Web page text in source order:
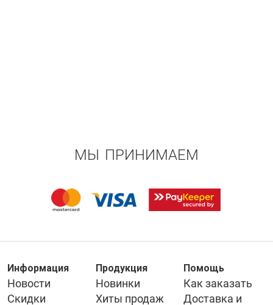
МЫ ПРИНИМАЕМ
Информация
Новости
Скидки
Продукция
Новинки
Хиты продаж
Помощь
Как заказать
Доставка и